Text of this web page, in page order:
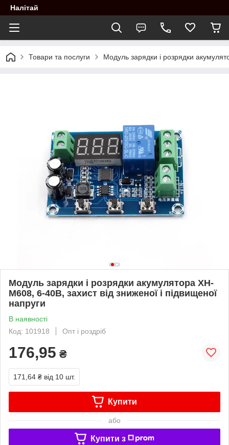
Налітай
Товари та послуги Модуль зарядки і розрядки
Модуль зарядки і розрядки акумулятора XH-
M608, 6-40В, захист від зниженої і підвищеної
напруги
В наявності
Код: 101918
Опт і роздріб
176,95 ₴
171,64 ₴ від 10 шт.
Купити
або
Купити з